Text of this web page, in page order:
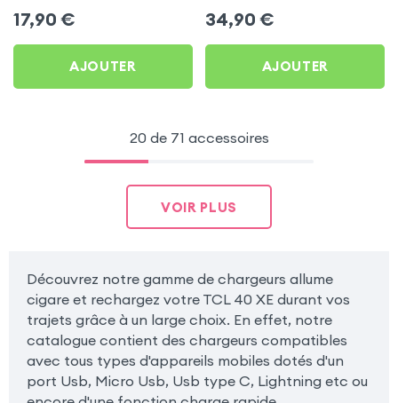
17,90 €
AJOUTER
34,90 €
AJOUTER
20 de 71 accessoires
VOIR PLUS
Découvrez notre gamme de chargeurs allume
cigare et rechargez votre TCL 40 XE durant vos
trajets grâce à un large choix. En effet, notre
catalogue contient des chargeurs compatibles
avec tous types d'appareils mobiles dotés d'un
port Usb, Micro Usb, Usb type C, Lightning etc ou